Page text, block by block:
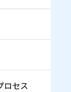
ロセス